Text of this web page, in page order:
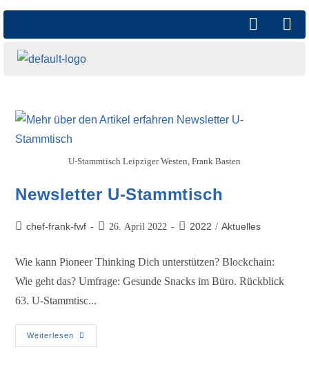
U-Stammtisch Leipziger Westen, Frank Basten
Newsletter U-Stammtisch
chef-frank-fwf 26. April 2022 2022 / Aktuelles
Wie kann Pioneer Thinking Dich unterstützen? Blockchain:
Wie geht das? Umfrage: Gesunde Snacks im Büro. Rückblick
63. U-Stammtisc...
Weiterlesen